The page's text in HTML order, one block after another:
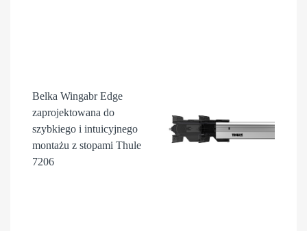
Belka Wingabr Edge
zaprojektowana do
szybkiego i intuicyjnego
montażu z stopami Thule
7206